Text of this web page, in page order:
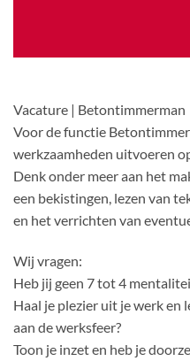
Vacature | Betontimmerman
Voor de functie
werkzaamheden uitvoeren
Denk onder meer aan het
een bekistingen, lezen van
en het verrichten van
Wij vragen:
Heb jij geen 7 tot 4
Haal je plezier uit je werk en
aan de werksfeer?
Toon je inzet en heb je